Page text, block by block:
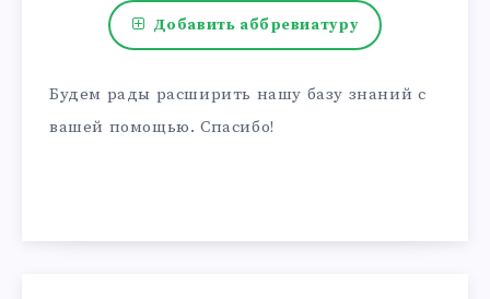
Добавить аббревиатуру
Будем рады расширить нашу базу знаний с
вашей помощью. Спасибо!